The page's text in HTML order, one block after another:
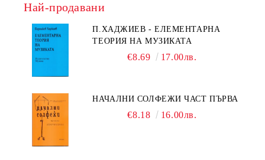
Най-продавани
П.ХАДЖИЕВ - ЕЛЕМЕНТАРНА
ТЕОРИЯ НА МУЗИКАТА
€8.69 17.00лв.
НАЧАЛНИ СОЛФЕЖИ ЧАСТ ПЪРВА
€8.18 16.00лв.